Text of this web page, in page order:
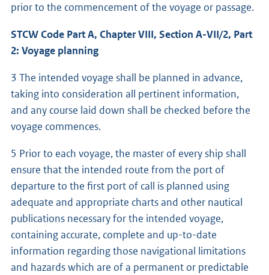
prior to the commencement of the voyage or passage.
STCW Code Part A, Chapter VIII, Section A-VII/2, Part
2: Voyage planning
3 The intended voyage shall be planned in advance,
taking into consideration all pertinent information,
and any course laid down shall be checked before the
voyage commences.
5 Prior to each voyage, the master of every ship shall
ensure that the intended route from the port of
departure to the first port of call is planned using
adequate and appropriate charts and other nautical
publications necessary for the intended voyage,
containing accurate, complete and up-to-date
information regarding those navigational limitations
and hazards which are of a permanent or predictable